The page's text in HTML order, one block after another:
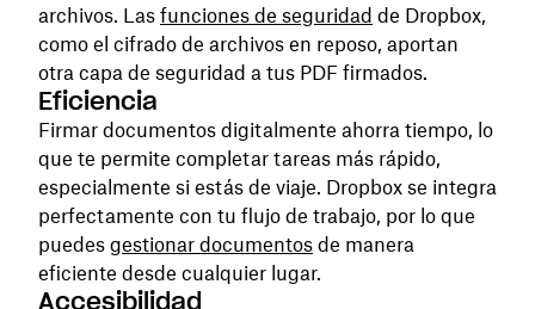
archivos. Las funciones de seguridad de Dropbox,
como el cifrado de archivos en reposo, aportan
otra capa de seguridad a tus PDF firmados.
Eficiencia
Firmar documentos digitalmente ahorra tiempo, lo
que te permite completar tareas más rápido,
especialmente si estás de viaje. Dropbox se integra
perfectamente con tu flujo de trabajo, por lo que
puedes gestionar documentos de manera
eficiente desde cualquier lugar.
Accesibilidad